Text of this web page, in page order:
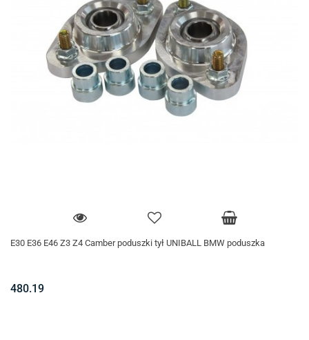
E30 E36 E46 Z3 Z4 Camber poduszki tył UNIBALL BMW poduszka
480.19